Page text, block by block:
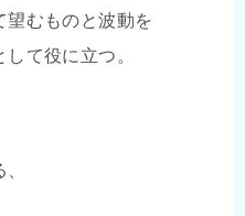
望むものと波動を
て役に立つ。